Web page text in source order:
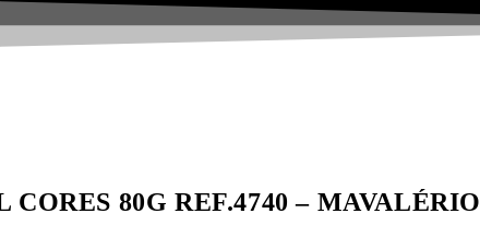
80G REF.4740 – MAVALÉRIO